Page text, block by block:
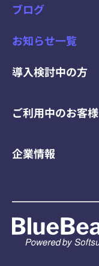
ブログ
お知らせ一覧
導入検討中の方
ご利用中のお客様
企業情報